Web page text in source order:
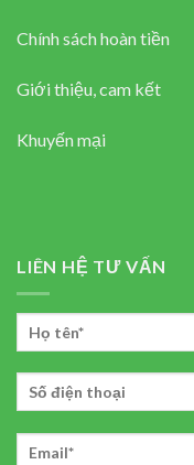
Chính sách hoàn tiền
Giới thiệu, cam kết
Khuyến mại
LIÊN HỆ TƯ VẤN